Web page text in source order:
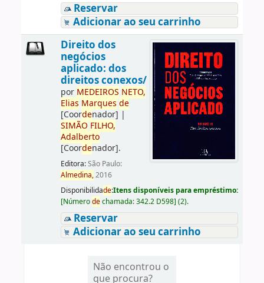
Reservar
Adicionar ao seu carrinho
Direito dos
negócios
aplicado: dos
direitos conexos/
por MEDEIROS NETO,
Elias Marques de
[Coordenador] |
SIMÃO FILHO,
Adalberto
[Coordenador].
Editora:São Paulo:
Almedina,2016
Disponibilidade:Itens disponíveis para empréstimo:
[Númerodechamada:342.2 D598] (2).
Reservar
Adicionar ao seu carrinho
Não encontrou o
que procura?